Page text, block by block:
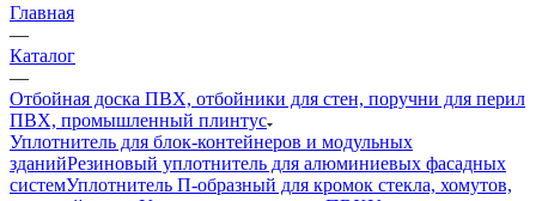
Главная
—
Каталог
—
Отбойная доска ПВХ, отбойники для стен, поручни для перил
ПВХ, промышленный плинтус
Уплотнитель для блок-контейнеров и модульных
зданийРезиновый уплотнитель для алюминиевых фасадных
системУплотнитель П-образный для кромок стекла, хомутов,